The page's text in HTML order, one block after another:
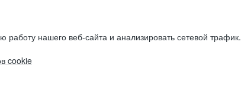
нашего веб-сайта и анализировать сетевой трафик.
cookie